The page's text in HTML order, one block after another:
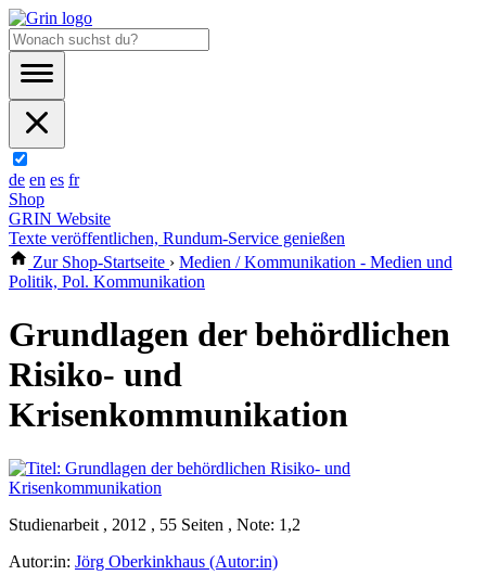
de en es fr
Shop
GRIN Website
Texte veröffentlichen, Rundum-Service genießen
Zur Shop-Startseite › Medien / Kommunikation - Medien und
Politik, Pol. Kommunikation
Grundlagen der behördlichen
Risiko- und
Krisenkommunikation
Studienarbeit , 2012 , 55 Seiten , Note: 1,2
Autor:in: Jörg Oberkinkhaus (Autor:in)